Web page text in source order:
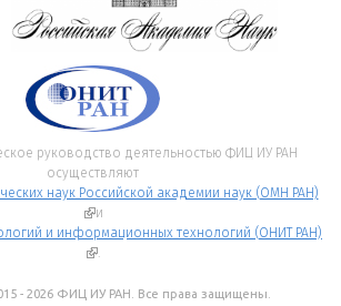
руководство деятельностью ФИЦ ИУ РАН
осуществляют
наук Российской академии наук (ОМН РАН)
(внешняя ссылка)
и
и информационных технологий (ОНИТ РАН)
(внешняя ссылка)
.
- 2026 ФИЦ ИУ РАН. Все права защищены.